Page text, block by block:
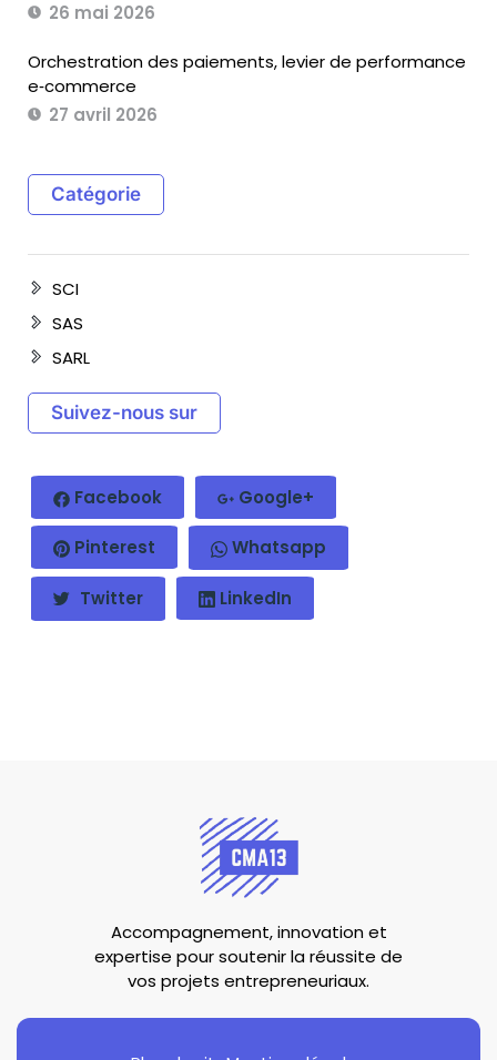
26 mai 2026
Orchestration des paiements, levier de performance
e‑commerce
27 avril 2026
Catégorie
SCI
SAS
SARL
Suivez-nous sur
Facebook Google+
Pinterest Whatsapp
Twitter LinkedIn
Accompagnement, innovation et
expertise pour soutenir la réussite de
vos projets entrepreneuriaux.